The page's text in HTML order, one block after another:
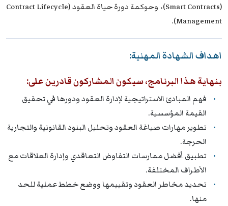
(Smart Contracts)، وحوكمة دورة حياة العقود (Contract Lifecycle
Management).
اهداف الشهادة المهنية:
بنهاية هذا البرنامج، سيكون المشاركون قادرين على:
فهم المبادئ الاستراتيجية لإدارة العقود ودورها في تحقيق
القيمة المؤسسية.
تطوير مهارات صياغة العقود وتحليل البنود القانونية والتجارية
الحرجة.
تطبيق أفضل ممارسات التفاوض التعاقدي وإدارة العلاقات مع
الأطراف المختلفة.
تحديد مخاطر العقود وتقييمها ووضع خطط عملية للحد
منها.